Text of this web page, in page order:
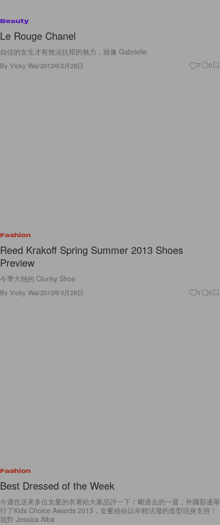
Beauty
Le Rouge Chanel
自信的女生才有無法抗拒的魅力，就像 Gabrielle
By Vicky Wai/2013年3月28日 7 0
Fashion
Reed Krakoff Spring Summer 2013 Shoes
Preview
今季大熱的 Clunky Shoe
By Vicky Wai/2013年3月28日 1 0
Fashion
Best Dressed of the Week
今週也送來多位女星的衣著給大家品評一下！剛過去的一週，外國那邊舉
行了Kids Choice Awards 2013，女星紛紛以年輕活潑的造型現身支持！
我對 Jessica Alba